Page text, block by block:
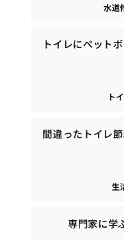
水道
トイレにペット
ト
間違ったトイレ
生
専門家に学